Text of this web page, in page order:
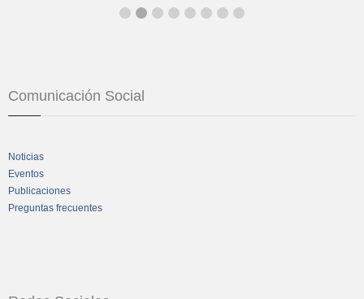
Comunicación Social
Noticias
Eventos
Publicaciones
Preguntas frecuentes